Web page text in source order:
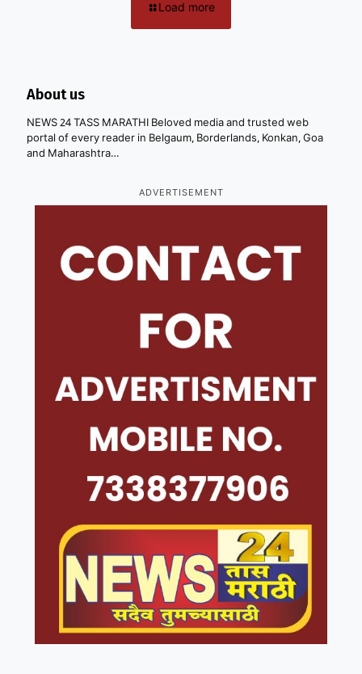
Load more
About us
NEWS 24 TASS MARATHI Beloved media and trusted web
portal of every reader in Belgaum, Borderlands, Konkan, Goa
and Maharashtra…
ADVERTISEMENT